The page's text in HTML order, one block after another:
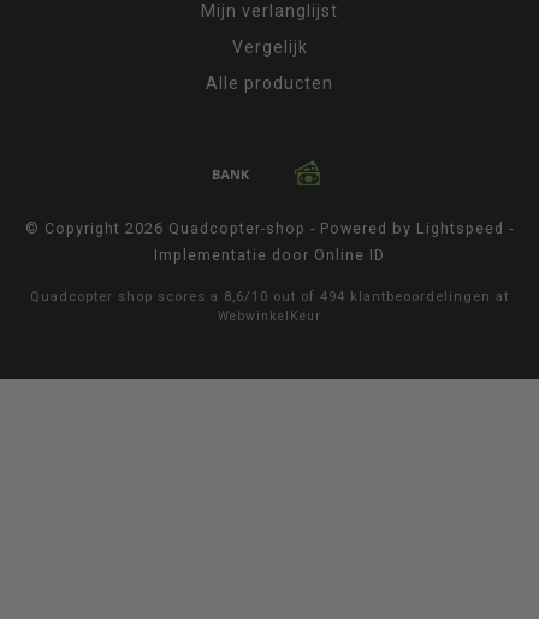
Mijn verlanglijst
Vergelijk
Alle producten
© Copyright 2026 Quadcopter-shop - Powered by Lightspeed -
Implementatie door Online ID
Quadcopter shop scores a 8,6/ 10 out of 494 klantbeoordelingen at
WebwinkelKeur